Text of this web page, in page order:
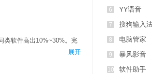
类软件高出10%~30%。完
展开
6 YY语音
7 搜狗输入
8 电脑管家
9 暴风影音
10 软件助手